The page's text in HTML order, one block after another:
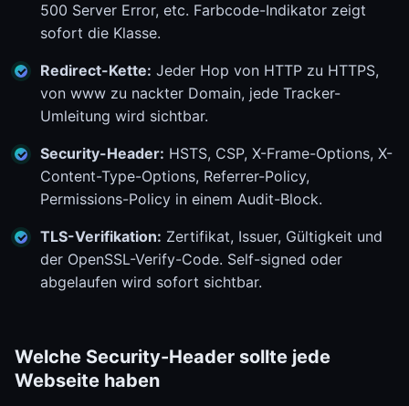
500 Server Error, etc. Farbcode-Indikator zeigt
sofort die Klasse.
Redirect-Kette: Jeder Hop von HTTP zu HTTPS,
von www zu nackter Domain, jede Tracker-
Umleitung wird sichtbar.
Security-Header: HSTS, CSP, X-Frame-Options, X-
Content-Type-Options, Referrer-Policy,
Permissions-Policy in einem Audit-Block.
TLS-Verifikation: Zertifikat, Issuer, Gültigkeit und
der OpenSSL-Verify-Code. Self-signed oder
abgelaufen wird sofort sichtbar.
Welche Security-Header sollte jede
Webseite haben